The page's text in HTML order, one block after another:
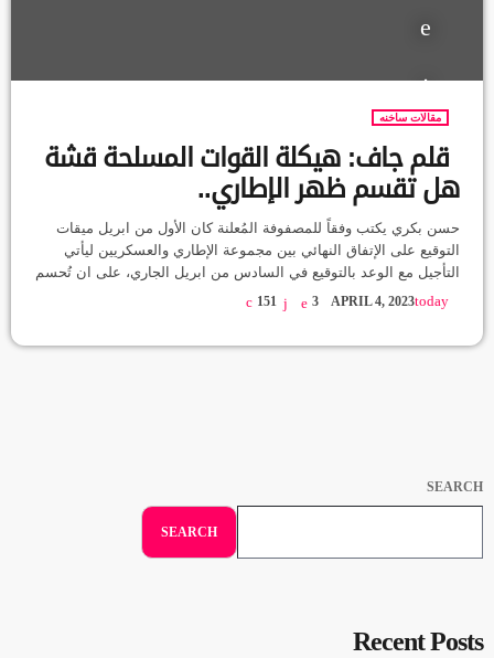
مقالات ساخنه
قلم جاف: هيكلة القوات المسلحة قشة
هل تقسم ظهر الإطاري..
حسن بكري يكتب وفقاً للمصفوفة المُعلنة كان الأول من ابريل ميقات
التوقيع على الإتفاق النهائي بين مجموعة الإطاري والعسكريين ليأتي
التأجيل مع الوعد بالتوقيع في السادس من ابريل الجاري، على ان تُحسم
القضايا محل الخلاف وفي الواقع انها قضية يتيمة تعثرت معها مساعي
الوصول لإتفاق نهائي، وهي التي تتعلق بدمج قوات الدعم السريع في
today
APRIL 4, 2023
151 3
SEARCH
SEARCH
Recent Posts